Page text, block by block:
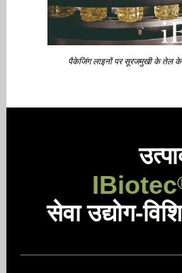
पैकेजिंग लाइनों पर सूरजमुखी के तेल
IBiotec
सेवा उद्योग-